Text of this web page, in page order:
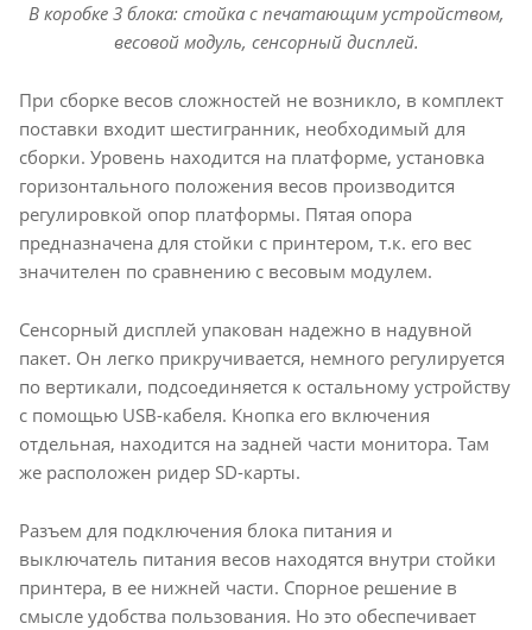
В коробке 3 блока: стойка с печатающим устройством,
весовой модуль, сенсорный дисплей.
При сборке весов сложностей не возникло, в комплект
поставки входит шестигранник, необходимый для
сборки. Уровень находится на платформе, установка
горизонтального положения весов производится
регулировкой опор платформы. Пятая опора
предназначена для стойки с принтером, т.к. его вес
значителен по сравнению с весовым модулем.
Сенсорный дисплей упакован надежно в надувной
пакет. Он легко прикручивается, немного регулируется
по вертикали, подсоединяется к остальному устройству
с помощью USB-кабеля. Кнопка его включения
отдельная, находится на задней части монитора. Там
же расположен ридер SD-карты.
Разъем для подключения блока питания и
выключатель питания весов находятся внутри стойки
принтера, в ее нижней части. Спорное решение в
смысле удобства пользования. Но это обеспечивает